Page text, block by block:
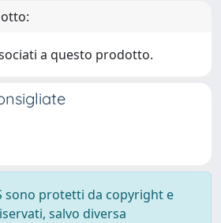
a questo prodotto.
sono protetti da copyright e
salvo diversa